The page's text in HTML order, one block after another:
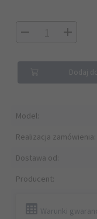
Model:
Realizacja zamówienia:
Dostawa od:
Producent:
Warunki
Dodaj